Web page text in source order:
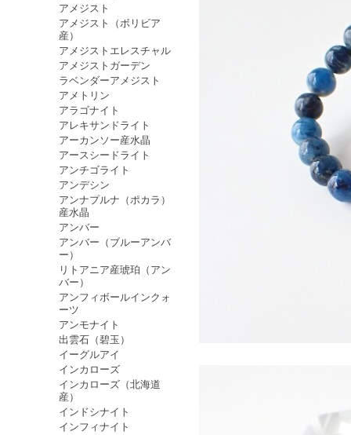
アメジスト
アメジスト（ボリビア
産）
アメジストエレスチャル
アメジストガーデン
ラベンダーアメジスト
アメトリン
アラゴナイト
アレキサンドライト
アーカンソー産水晶
アースシードライト
アンチゴライト
アンデシン
アンナプルナ（ポカラ）
産水晶
アンバー
アンバー（ブルーアンバ
ー）
リトアニア産琥珀（アン
バー）
アンフィボールインクォ
ーツ
アンモナイト
出雲石（碧玉）
イーグルアイ
インカローズ
インカローズ（北海道
産）
インドシナイト
インフィナイト